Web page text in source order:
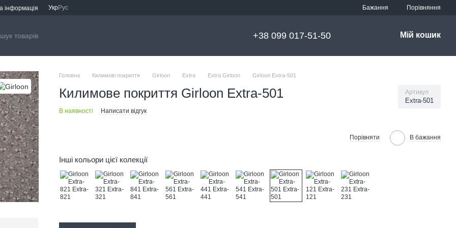
інформація УкрРус Бажання Порівняння
+38 099 017-51-50 Мій кошик
Головна Килимові покриття Girloon Extra Extra Girloon Girloon Extra-501
Килимове покриття Girloon Extra-501 Артикул
Extra-501
В наявності Написати відгук
Порівняти В бажання
Інші кольори цієї колекції